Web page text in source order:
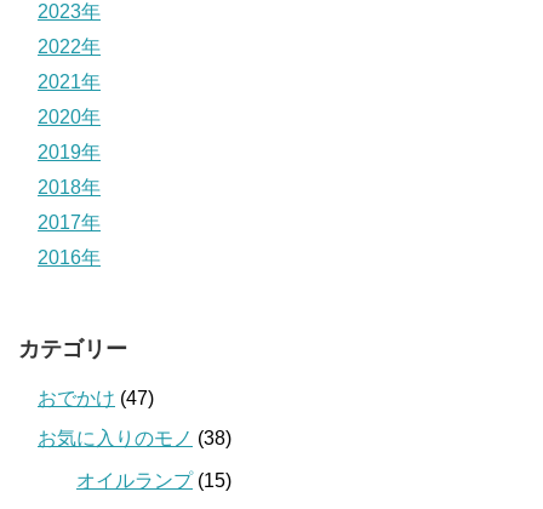
2023年
2022年
2021年
2020年
2019年
2018年
2017年
2016年
カテゴリー
おでかけ (47)
お気に入りのモノ (38)
オイルランプ(15)